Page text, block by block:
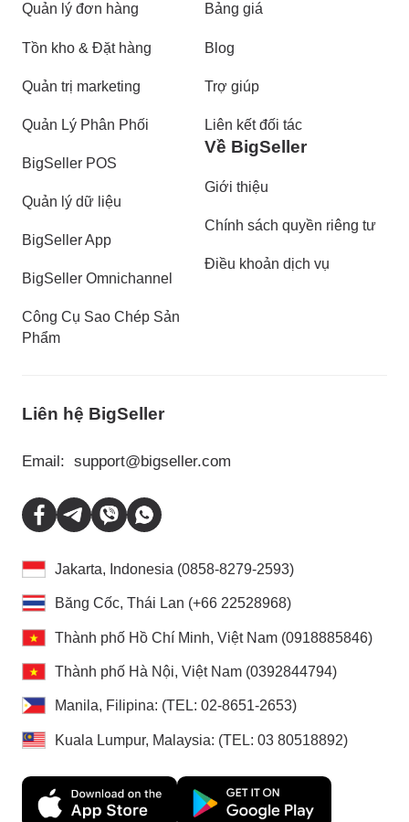
Quản lý đơn hàng
Tồn kho & Đặt hàng
Quản trị marketing
Quản Lý Phân Phối
BigSeller POS
Quản lý dữ liệu
BigSeller App
BigSeller Omnichannel
Công Cụ Sao Chép Sản
Phẩm
Bảng giá
Blog
Trợ giúp
Liên kết đối tác
Về BigSeller
Giới thiệu
Chính sách quyền riêng tư
Điều khoản dịch vụ
Liên hệ BigSeller
Email: support@bigseller.com
Jakarta, Indonesia (0858-8279-2593)
Băng Cốc, Thái Lan (+66 22528968)
Thành phố Hồ Chí Minh, Việt Nam (0918885846)
Thành phố Hà Nội, Việt Nam (0392844794)
Manila, Filipina: (TEL: 02-8651-2653)
Kuala Lumpur, Malaysia: (TEL: 03 80518892)